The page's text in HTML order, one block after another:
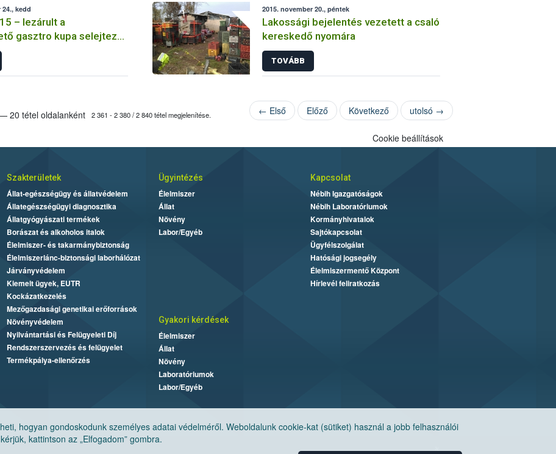
24., kedd
– lezárult a
gasztro kupa selejtező
szakasza
2015. november 20., péntek
Lakossági bejelentés vezetett a csaló
kereskedő nyomára
TOVÁBB
20 tétel oldalanként 2 361 - 2 380 / 2 840 tétel megjelenítése. ← Első Előző Következő utolsó →
hogyan gondoskodunk személyes adatai védelméről. Weboldalunk cookie-kat (sütiket) használ a jobb felhasználói
kattintson az „Elfogadom” gombra.
Cookie beállítások
Szakterületek
Állat-egészségügy és állatvédelem
Állategészségügyi diagnosztika
Állatgyógyászati termékek
Borászat és alkoholos italok
Élelmiszer- és takarmánybiztonság
Élelmiszerlánc-biztonsági laborhálózat
Járványvédelem
Kiemelt ügyek, EUTR
Kockázatkezelés
Mezőgazdasági genetikai erőforrások
Növényvédelem
Nyilvántartási és Felügyeleti Díj
Rendszerszervezés és felügyelet
Termékpálya-ellenőrzés
Ügyintézés
Élelmiszer
Állat
Növény
Labor/Egyéb
Kapcsolat
Nébih Igazgatóságok
Nébih Laboratóriumok
Kormányhivatalok
Sajtókapcsolat
Ügyfélszolgálat
Hatósági jogsegély
Élelmiszermentő Központ
Hírlevél feliratkozás
Gyakori kérdések
Élelmiszer
Állat
Növény
Laboratóriumok
Labor/Egyéb